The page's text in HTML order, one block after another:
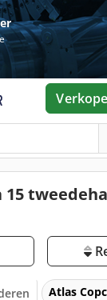
15
Atlas